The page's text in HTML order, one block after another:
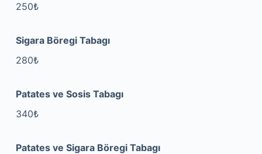
250₺
Sigara Böregi Tabagı
280₺
Patates ve Sosis Tabagı
340₺
Patates ve Sigara Böregi Tabagı